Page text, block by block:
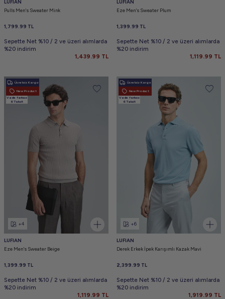
LUFIAN
Pulls Men's Sweater Mink
1,799.99 TL
Sepette Net %10 / 2 ve üzeri alımlarda
%20 indirim
1,439.99 TL
LUFIAN
Eze Men's Sweater Plum
1,399.99 TL
Sepette Net %10 / 2 ve üzeri alımlarda
%20 indirim
1,119.99 TL
Ücretsiz Kargo
New Product
Vade farksız
6 Taksit
+4
LUFIAN
Eze Men's Sweater Beige
1,399.99 TL
Sepette Net %10 / 2 ve üzeri alımlarda
%20 indirim
1,119.99 TL
Ücretsiz Kargo
New Product
Vade farksız
6 Taksit
+6
LUFIAN
Derek Erkek İpek Karışımlı Kazak Mavi
2,399.99 TL
Sepette Net %10 / 2 ve üzeri alımlarda
%20 indirim
1,919.99 TL